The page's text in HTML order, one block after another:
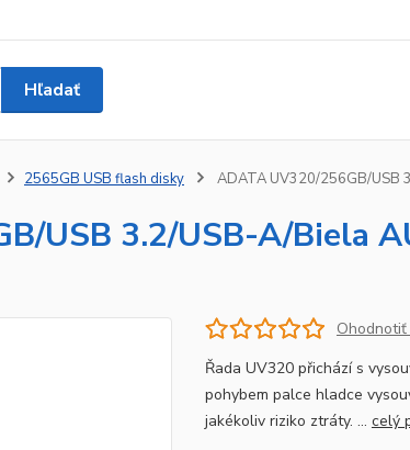
Hľadať
2565GB USB flash disky ADATA UV320/256GB/USB
USB 3.2/USB-A/Biela
Řada UV320 přichází s
pohybem palce hladce
jakékoliv riziko ztráty. ... celý